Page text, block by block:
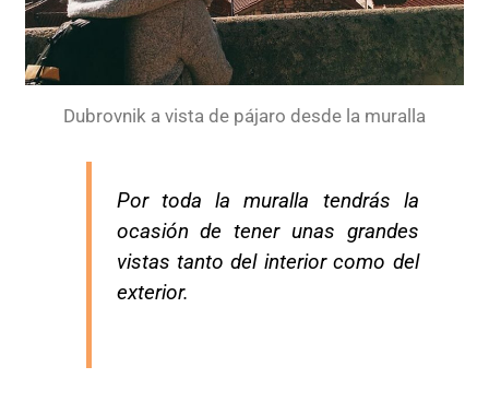
Dubrovnik a vista de pájaro desde la muralla
Por toda la muralla tendrás la
ocasión de tener unas grandes
vistas tanto del interior como del
exterior.